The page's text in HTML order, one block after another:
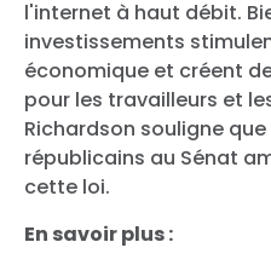
l'internet à haut débit.
investissements
économique et créent
pour les travailleurs et
Richardson souligne
républicains au Sénat
cette loi.
En savoir plus :